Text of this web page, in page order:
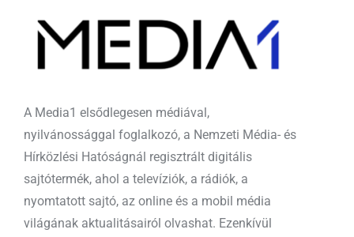
A Media1 elsődlegesen médiával,
nyilvánossággal foglalkozó, a Nemzeti Média- és
Hírközlési Hatóságnál regisztrált digitális
sajtótermék, ahol a televíziók, a rádiók, a
nyomtatott sajtó, az online és a mobil média
világának aktualitásairól olvashat. Ezenkívül